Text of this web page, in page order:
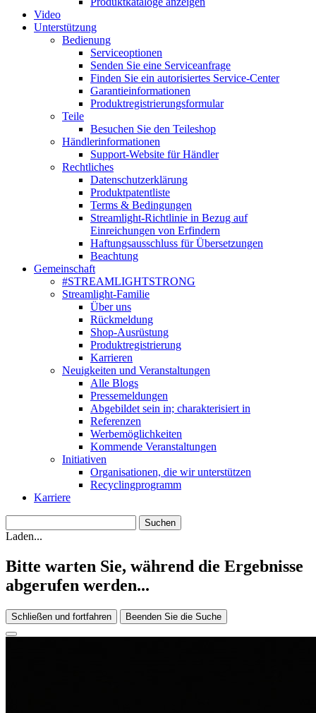
Video
Unterstützung
Bedienung
Serviceoptionen
Senden Sie eine Serviceanfrage
Finden Sie ein autorisiertes Service-Center
Garantieinformationen
Produktregistrierungsformular
Teile
Besuchen Sie den Teileshop
Händlerinformationen
Support-Website für Händler
Rechtliches
Datenschutzerklärung
Produktpatentliste
Terms & Bedingungen
Streamlight-Richtlinie in Bezug auf
Einreichungen von Erfindern
Haftungsausschluss für Übersetzungen
Beachtung
Gemeinschaft
#STREAMLIGHTSTRONG
Streamlight-Familie
Über uns
Rückmeldung
Shop-Ausrüstung
Produktregistrierung
Karrieren
Neuigkeiten und Veranstaltungen
Alle Blogs
Pressemeldungen
Abgebildet sein in; charakterisiert in
Referenzen
Werbemöglichkeiten
Kommende Veranstaltungen
Initiativen
Organisationen, die wir unterstützen
Recyclingprogramm
Karriere
Laden...
Bitte warten Sie, während die Ergebnisse
abgerufen werden...
Schließen und fortfahren Beenden Sie die Suche